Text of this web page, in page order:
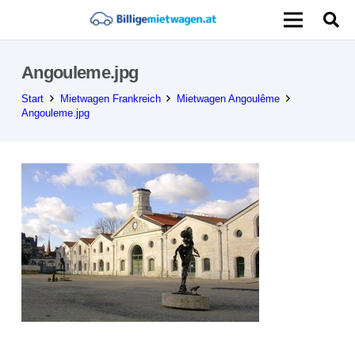
Angouleme.jpg
Start Mietwagen Frankreich
Mietwagen Angoulême
Angouleme.jpg